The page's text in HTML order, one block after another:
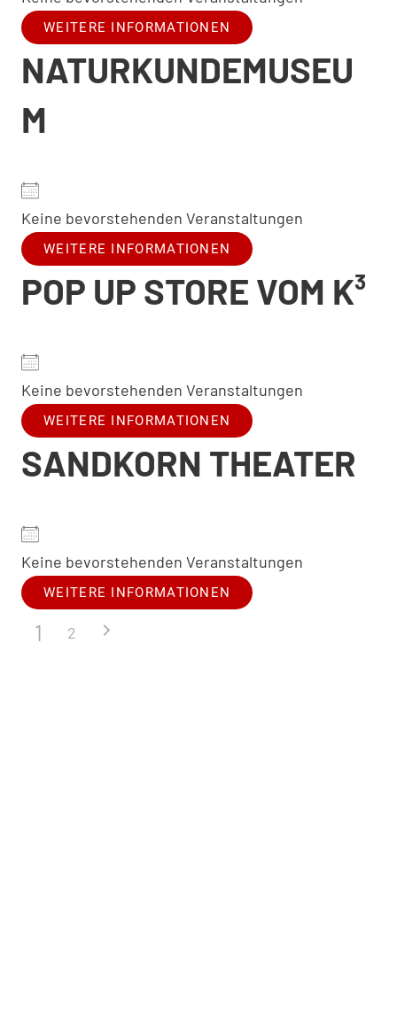
WEITERE INFORMATIONEN
NATURKUNDEMUSEU
M
Keine bevorstehenden Veranstaltungen
WEITERE INFORMATIONEN
POP UP STORE VOM K³
Keine bevorstehenden Veranstaltungen
WEITERE INFORMATIONEN
SANDKORN THEATER
Keine bevorstehenden Veranstaltungen
WEITERE INFORMATIONEN
1 2